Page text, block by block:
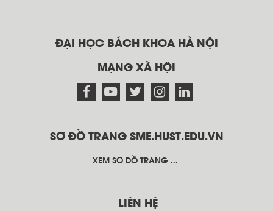
ĐẠI HỌC BÁCH KHOA HÀ NỘI
MẠNG XÃ HỘI
SƠ ĐỒ TRANG SME.HUST.EDU.VN
XEM SƠ ĐỒ TRANG ...
LIÊN HỆ